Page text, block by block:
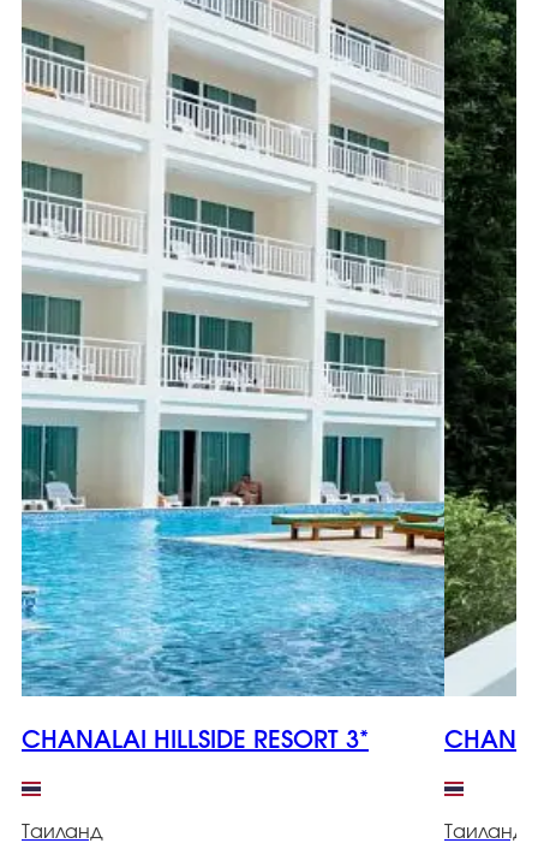
CHANALAI HILLSIDE RESORT 3*
Таиланд Таиланд